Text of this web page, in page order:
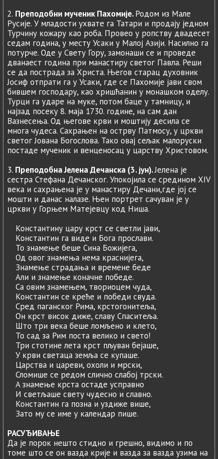
2. Преподобни мученик Пахомије.Родом из Мале
Русије. У младости ухвате га Татари и продају једном
Турчину кожару као роба. Провео у ропству двадесет
седам година, у месту Усаки у Малој Азији. Насилно га
потурче. Оде у Свету Гору, замонаши се и проведе
дванаест година при манастиру светог Павла. Реши
се да пострада за Христа. Његов старац духовник
Јосиф отпрати га у Усаки, где се Пахомије јави свом
бившем господару, као хришћанин у монашком оделу.
Турци га ударе на муке, потом баце у тамницу, и
најзад посеку 8. маја 1730. године, на сам дан
Вазнесења. Од његове крви и моштију десила се
многа чудеса. Сахрањен на острву Патмосу, у цркви
светог Јована Богослова. Тако овај сељак малоруски
постаде мученик и венценосац у царству Христовом.
3. Преподобна Јелена Дечанска (3. јун).Јелена је
сестра Стефана Дечанског. Упокојила се средином XIV
века и сахрањена је у манастиру Дечани,где јој се
мошти и данас налазе. Њен портрет сачуван је у
цркви у Горњем Матејевцу код Ниша.
Константину цару крст се светли јави,
Константин га виде и Бога прослави.
To знамење беше Сина Божијега,
Од овог знамења нема краснијега,
Знамење страдања и времене беде
Али и знамење коначне победе.
Са овим знамењем, твориоцем чуда,
Константин се креће и победи свуда.
Сред паганског Рима, крстогонитеља,
Он крст висок диже, славу Спаситеља.
Што три века беше ломљено и клето,
To сад за Рим поста велико и свето!
Три стотине лета крст пљуван бејаше,
У крви светаца земља се купаше.
Царства и цареви, охоли и мрски,
Сломише се редом слично слабој трски.
A знамење крста остаде усправно
И светљаше свету чудесно и славно.
Константин га позна и уздиже више,
Зато му се име у календар пише.
РАСУЂИВАЊЕ
Да је порок нешто стидно и грешно, видимо и по
томе што се он вазда крије и вазда за вазда узима на